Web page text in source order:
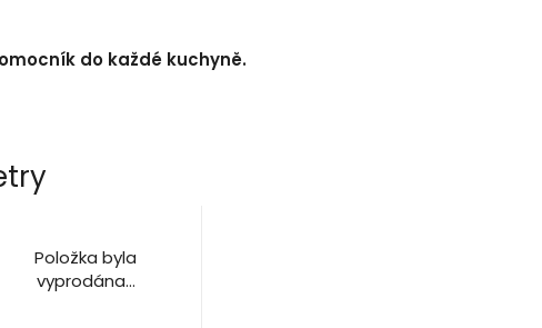
do každé kuchyně.
Položka byla
vyprodána…